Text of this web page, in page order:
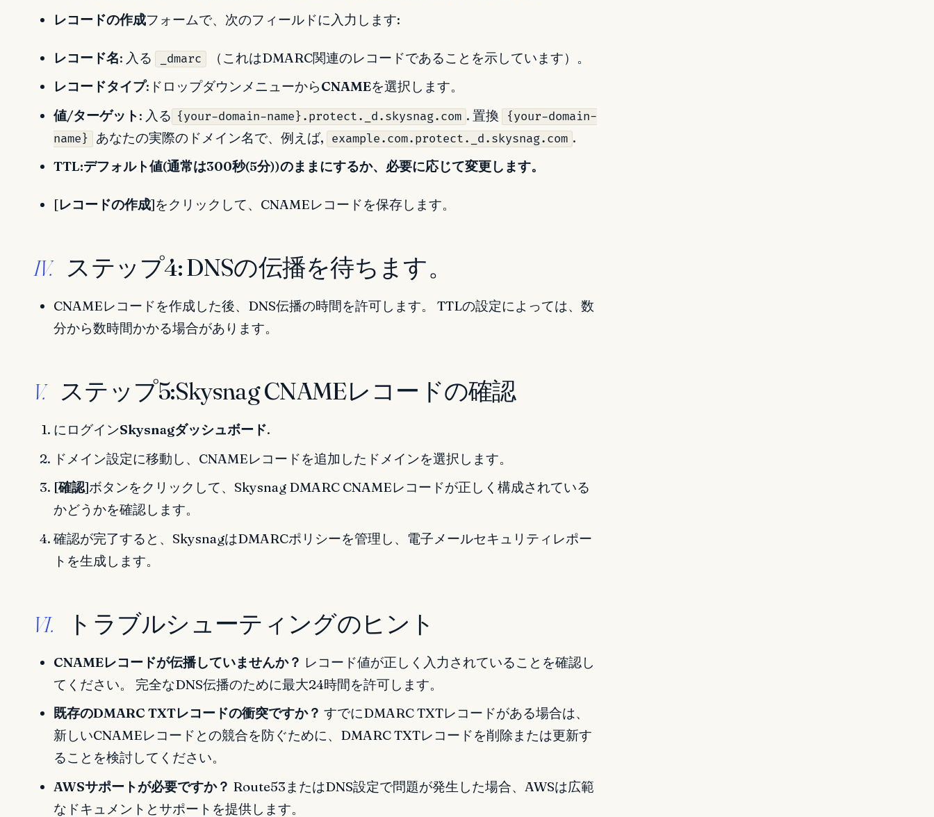
レコードの作成フォームで、次のフィールドに入力します:
レコード名: 入る _dmarc
（これはDMARC関連のレコードであることを示しています）。
レコードタイプ:ドロップダウンメニューからCNAMEを選択します。
値/ターゲット: 入る {your-domain-name}.protect._d.skysnag.com . 置換
{your-domain-
name}
あなたの実際のドメイン名で、例えば, example.com.protect._d.skysnag.com .
TTL:デフォルト値(通常は300秒(5分))のままにするか、必要に応じて変更します。
[レコードの作成]をクリックして、CNAMEレコードを保存します。
IV. ステップ4: DNSの伝播を待ちます。
CNAMEレコードを作成した後、DNS伝播の時間を許可します。 TTLの設定によっては、数
分から数時間かかる場合があります。
V. ステップ5:Skysnag CNAMEレコードの確認
にログインSkysnagダッシュボード.
ドメイン設定に移動し、CNAMEレコードを追加したドメインを選択します。
[確認]ボタンをクリックして、Skysnag DMARC CNAMEレコードが正しく構成されている
かどうかを確認します。
確認が完了すると、SkysnagはDMARCポリシーを管理し、電子メールセキュリティレポー
トを生成します。
VI. トラブルシューティングのヒント
CNAMEレコードが伝播していませんか？ レコード値が正しく入力されていることを確認し
てください。 完全なDNS伝播のために最大24時間を許可します。
既存のDMARC TXTレコードの衝突ですか？ すでにDMARC TXTレコードがある場合は、
新しいCNAMEレコードとの競合を防ぐために、DMARC TXTレコードを削除または更新す
ることを検討してください。
AWSサポートが必要ですか？ Route53またはDNS設定で問題が発生した場合、AWSは広範
なドキュメントとサポートを提供します。